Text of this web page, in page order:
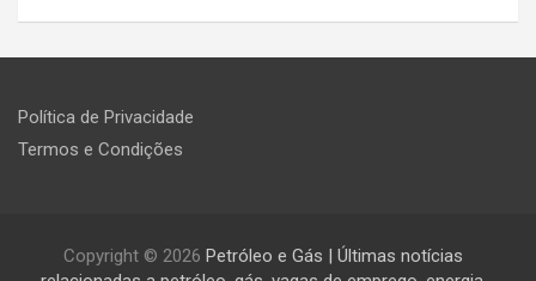
Política de Privacidade
Termos e Condições
Copyright © 2026 Petróleo e Gás | Últimas notícias